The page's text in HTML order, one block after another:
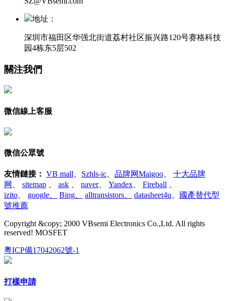
地址：
深圳市福田区华强北街道荔村社区振兴路120号赛格科技
园4栋东5层502
關注我們
微信線上客服
微信公眾號
友情鏈接： VB mall Szhls-ic 品牌网Maigoo
十大品牌
网
sitemap ask naver、 Yandex Fireball
izito
google Bing alltransistors datasheet4u
國產替代型
號推薦
Copyright &copy; 2000 VBsemi Electronics Co.,Ltd. All rights
reserved! MOSFET
粵ICP備17042062號-1
打樣申請